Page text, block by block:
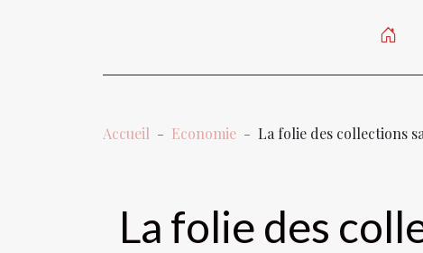
Accueil Economie La folie des collections
La folie des